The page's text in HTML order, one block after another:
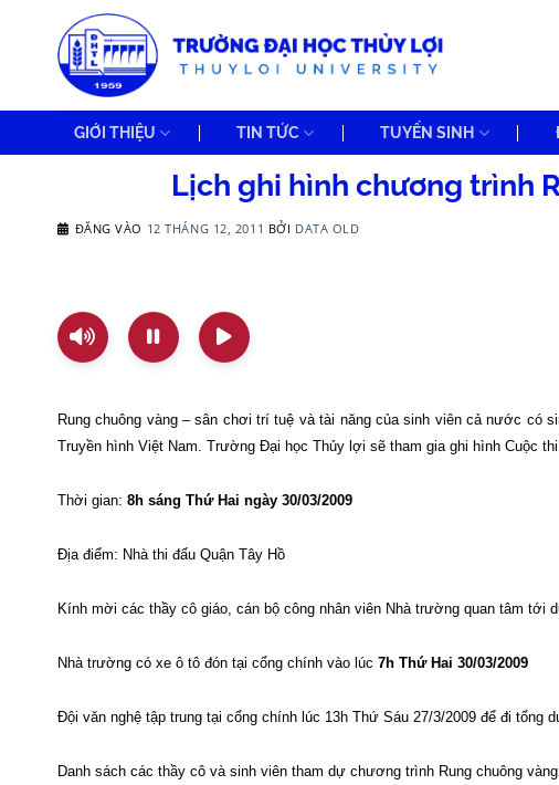
GIỚI THIỆU TIN TỨC TUYỂN SINH
Lịch ghi hình chương trình
ĐĂNG VÀO 12 THÁNG 12, 2011 BỞI DATA OLD
Rung chuông vàng – sân chơi trí tuệ và tài năng của sinh viên cả nước
Truyền hình Việt Nam. Trường Đại học Thủy lợi sẽ tham gia ghi hình Cuộc
Thời gian: 8h sáng Thứ Hai ngày 30/03/2009
Địa điểm: Nhà thi đấu Quận Tây Hồ
Kính mời các thầy cô giáo, cán bộ công nhân viên Nhà trường quan tâm tới
Nhà trường có xe ô tô đón tại cổng chính vào lúc 7h Thứ Hai 30/03/2009
Đội văn nghệ tập trung tại cổng chính lúc 13h Thứ Sáu 27/3/2009 để đi tổng
Danh sách các thầy cô và sinh viên tham dự chương trình Rung chuông